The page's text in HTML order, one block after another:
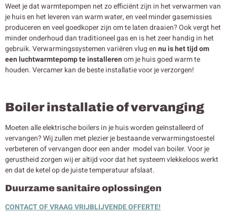
Weet je dat warmtepompen net zo efficiënt zijn in het verwarmen van
je huis en het leveren van warm water, en veel minder gasemissies
produceren en veel goedkoper zijn om te laten draaien? Ook vergt het
minder onderhoud dan traditioneel gas en is het zeer handig in het
gebruik. Verwarmingssystemen variëren vlug ennu is het tijd om
een luchtwarmtepomp te installerenom je huis goed warm te
houden. Vercamer kan de beste installatie voor je verzorgen!
Boiler installatie of vervanging
Moeten alle elektrische boilers in je huis worden geïnstalleerd of
vervangen? Wij zullen met plezier je bestaande verwarmingstoestel
verbeteren of vervangen door een ander model van boiler. Voor je
gerustheid zorgen wij er altijd voor dat het systeem vlekkeloos werkt
en dat de ketel op de juiste temperatuur afslaat.
Duurzame sanitaire oplossingen
CONTACT OF VRAAG VRIJBLIJVENDE OFFERTE!